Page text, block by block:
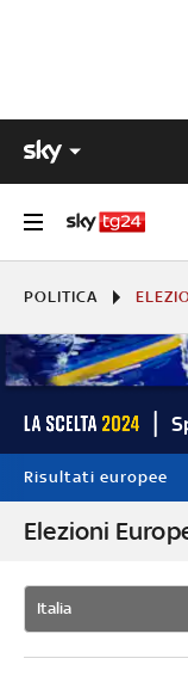
POLITICA
Risultati europee
Elezioni
Italia